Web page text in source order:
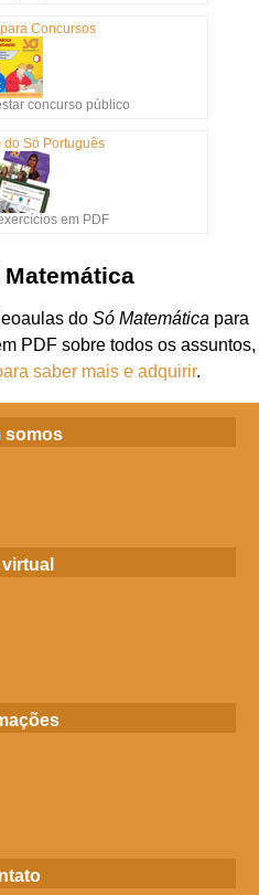
Concursos
concurso público
Só Português
em PDF
do Só Matemática para
PDF sobre todos os assuntos,
saber mais e adquirir.
somos